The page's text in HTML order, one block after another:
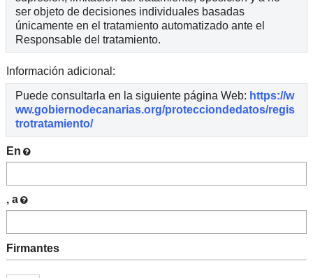
ser objeto de decisiones individuales basadas
únicamente en el tratamiento automatizado ante el
Responsable del tratamiento.
Información adicional:
Puede consultarla en la siguiente página Web: https://w
ww.gobiernodecanarias.org/protecciondedatos/regis
trotratamiento/
En
, a
Firmantes